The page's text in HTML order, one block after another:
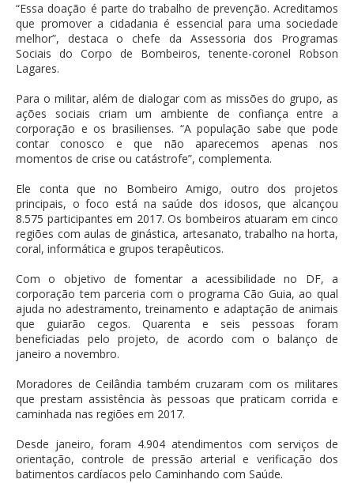
“Essa doação é parte do trabalho de prevenção. Acreditamos
que promover a cidadania é essencial para uma sociedade
melhor”, destaca o chefe da Assessoria dos Programas
Sociais do Corpo de Bombeiros, tenente-coronel Robson
Lagares.
Para o militar, além de dialogar com as missões do grupo, as
ações sociais criam um ambiente de confiança entre a
corporação e os brasilienses. “A população sabe que pode
contar conosco e que não aparecemos apenas nos
momentos de crise ou catástrofe”, complementa.
Ele conta que no Bombeiro Amigo, outro dos projetos
principais, o foco está na saúde dos idosos, que alcançou
8.575 participantes em 2017. Os bombeiros atuaram em cinco
regiões com aulas de ginástica, artesanato, trabalho na horta,
coral, informática e grupos terapêuticos.
Com o objetivo de fomentar a acessibilidade no DF, a
corporação tem parceria com o programa Cão Guia, ao qual
ajuda no adestramento, treinamento e adaptação de animais
que guiarão cegos. Quarenta e seis pessoas foram
beneficiadas pelo projeto, de acordo com o balanço de
janeiro a novembro.
Moradores de Ceilândia também cruzaram com os militares
que prestam assistência às pessoas que praticam corrida e
caminhada nas regiões em 2017.
Desde janeiro, foram 4.904 atendimentos com serviços de
orientação, controle de pressão arterial e verificação dos
batimentos cardíacos pelo Caminhando com Saúde.